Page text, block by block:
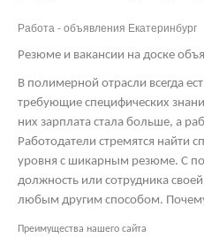
Работа - объявления Екатеринбург
Резюме и вакансии на доске
В полимерной отрасли всегда
требующие специфических
них зарплата стала больше, а
Работодатели стремятся найти
уровня с шикарным резюме. С
должность или сотрудника
любым другим способом.
Преимущества нашего сайта